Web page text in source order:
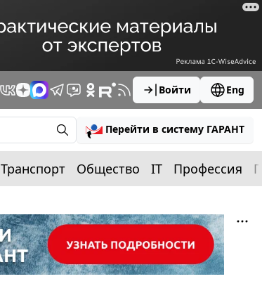
Войти Eng
Перейти в систему ГАРАНТ
Транспорт Общество IT Профессия